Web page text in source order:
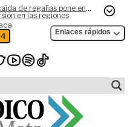
de regalías pone en
en las regiones
4 Enlaces rápidos